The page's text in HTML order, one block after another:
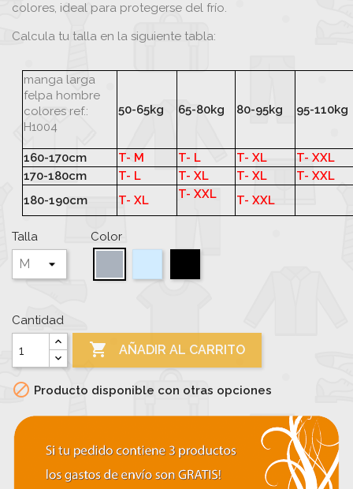
colores, ideal para protegerse del frío.
Calcula tu talla en la siguiente tabla:
manga larga
felpa hombre
colores ref.:
H1004
50-65kg 65-80kg 80-95kg 95-110kg
160-170cm T- M T- L T- XL
T- XXL
170-180cm
T- L T- XL T- XL
T- XXL
180-190cm
T- XL T- XXL T- XXL
Talla Color
Cantidad
 AÑADIR AL CARRITO
 Producto disponible con otras opciones